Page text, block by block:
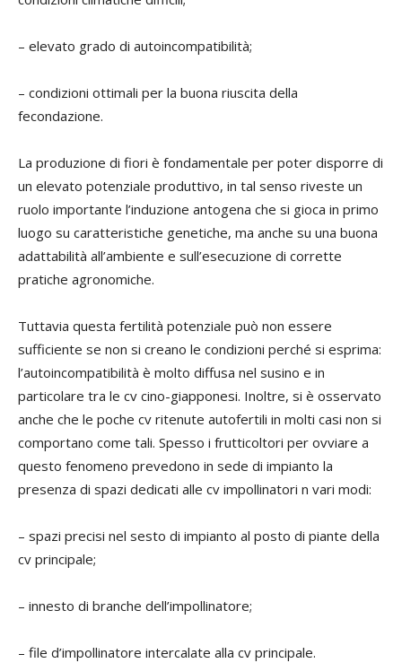
– elevato grado di autoincompatibilità;
– condizioni ottimali per la buona riuscita della
fecondazione.
La produzione di fiori è fondamentale per poter disporre di
un elevato potenziale produttivo, in tal senso riveste un
ruolo importante l’induzione antogena che si gioca in primo
luogo su caratteristiche genetiche, ma anche su una buona
adattabilità all’ambiente e sull’esecuzione di corrette
pratiche agronomiche.
Tuttavia questa fertilità potenziale può non essere
sufficiente se non si creano le condizioni perché si esprima:
l’autoincompatibilità è molto diffusa nel susino e in
particolare tra le cv cino-giapponesi. Inoltre, si è osservato
anche che le poche cv ritenute autofertili in molti casi non si
comportano come tali. Spesso i frutticoltori per ovviare a
questo fenomeno prevedono in sede di impianto la
presenza di spazi dedicati alle cv impollinatori n vari modi:
– spazi precisi nel sesto di impianto al posto di piante della
cv principale;
– innesto di branche dell’impollinatore;
– file d’impollinatore intercalate alla cv principale.